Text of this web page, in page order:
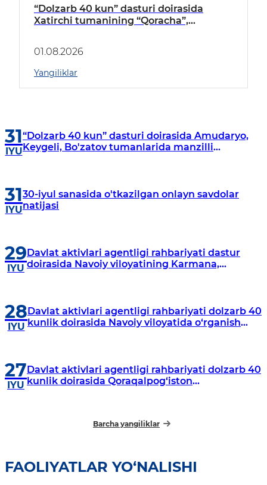
“Dolzarb 40 kun” dasturi doirasida
Xatirchi tumanining “Qoracha”,
borildi
01.08.2026
Yangiliklar
31
IYU
“Dolzarb 40 kun” dasturi doirasida Amudaryo,
Keygeli, Bo'zatov tumanlarida manzilli
31
IYU
30-iyul sanasida o'tkazilgan onlayn savdolar
natijasi
29
IYU
Davlat aktivlari agentligi rahbariyati dastur
doirasida Navoiy viloyatining Karmana,
28
IYU
Davlat aktivlari agentligi rahbariyati dolzarb 40
kunlik doirasida Navoiy viloyatida o‘rganish
27
IYU
Davlat aktivlari agentligi rahbariyati dolzarb 40
kunlik doirasida Qoraqalpog‘iston
Barcha yangiliklar
FAOLIYATLAR YO‘NALISHI